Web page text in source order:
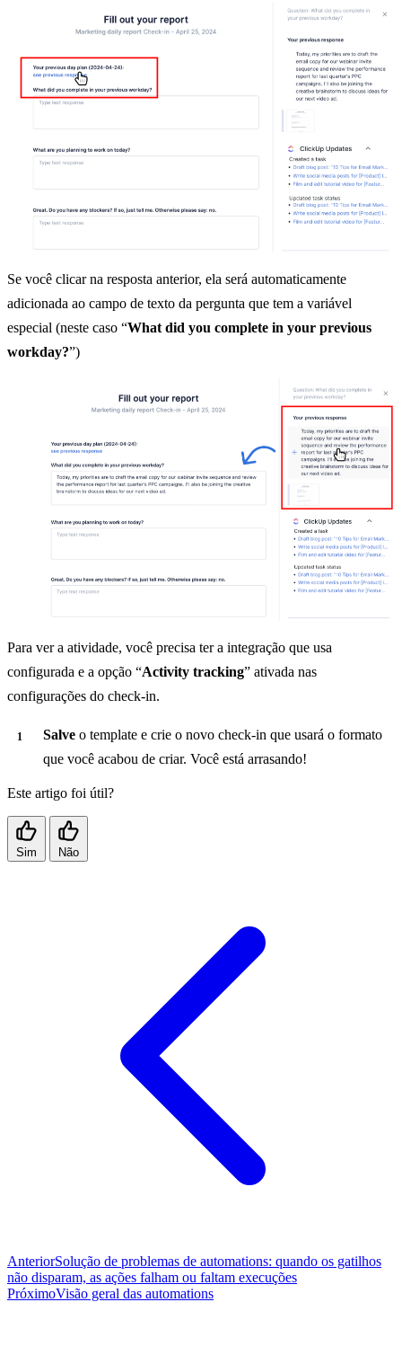
Se você clicar na resposta anterior, ela será automaticamente
adicionada ao campo de texto da pergunta que tem a variável
especial (neste caso “What did you complete in your previous
workday?”)
Para ver a atividade, você precisa ter a integração que usa
configurada e a opção “Activity tracking” ativada nas
configurações do check-in.
Salve o template e crie o novo check-in que usará o formato
que você acabou de criar. Você está arrasando!
Este artigo foi útil?
Sim Não
AnteriorSolução de problemas de automations: quando os gatilhos
não disparam, as ações falham ou faltam execuções
PróximoVisão geral das automations